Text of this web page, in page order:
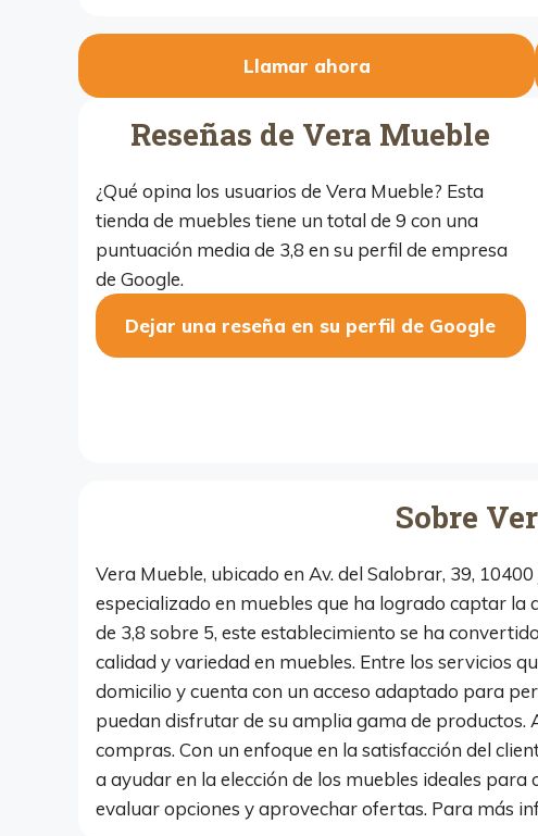
Llamar ahora
Reseñas de Vera Mueble
¿Qué opina los usuarios de Vera Mueble? Esta
tienda de muebles tiene un total de 9 con una
puntuación media de 3,8 en su perfil de empresa
de Google.
Dejar una reseña en su perfil de Google
Sobre
Vera Mueble, ubicado en Av. del Salobrar, 39,
especializado en muebles que ha logrado captar la
de 3,8 sobre 5, este establecimiento se ha
calidad y variedad en muebles. Entre los servicios
domicilio y cuenta con un acceso adaptado para
puedan disfrutar de su amplia gama de productos.
compras. Con un enfoque en la satisfacción del
a ayudar en la elección de los muebles ideales
evaluar opciones y aprovechar ofertas. Para más